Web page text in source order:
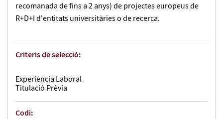
El/la gestor/a de projectes europeus té com a missió
donar suport en la coordinació, l’execució i la gestió de
dins l'àmbit de la recerca. Es responsabilitza de participar
en l'elaboració de la memòria de sol·licitud i d'assegurar
qualitat, pressupostaris i de temps especificats a la
memòria científica del projecte.
recomanada de fins a 2 anys) de projectes europeus de
R+D+I d'entitats universitàries o de recerca.
Criteris de selecció:
Experiència Laboral
Titulació Prèvia
Codi: